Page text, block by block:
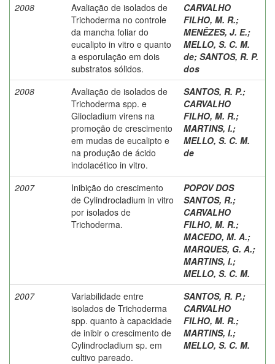
2008
Avaliação de isolados de
Trichoderma no controle
da mancha foliar do
eucalipto in vitro e quanto
a esporulação em dois
substratos sólidos.
CARVALHO
FILHO, M. R.;
MENÊZES, J. E.;
MELLO, S. C. M.
de; SANTOS, R. P.
dos
2008
Avaliação de isolados de
Trichoderma spp. e
Gliocladium virens na
promoção de crescimento
em mudas de eucalipto e
na produção de ácido
indolacético in vitro.
SANTOS, R. P.;
CARVALHO
FILHO, M. R.;
MARTINS, I.;
MELLO, S. C. M.
de
2007
Inibição do crescimento
de Cylindrocladium in vitro
por isolados de
Trichoderma.
POPOV DOS
SANTOS, R.;
CARVALHO
FILHO, M. R.;
MACEDO, M. A.;
MARQUES, G. A.;
MARTINS, I.;
MELLO, S. C. M.
2007
Variabilidade entre
isolados de Trichoderma
spp. quanto à capacidade
de inibir o crescimento de
Cylindrocladium sp. em
cultivo pareado.
SANTOS, R. P.;
CARVALHO
FILHO, M. R.;
MARTINS, I.;
MELLO, S. C. M.